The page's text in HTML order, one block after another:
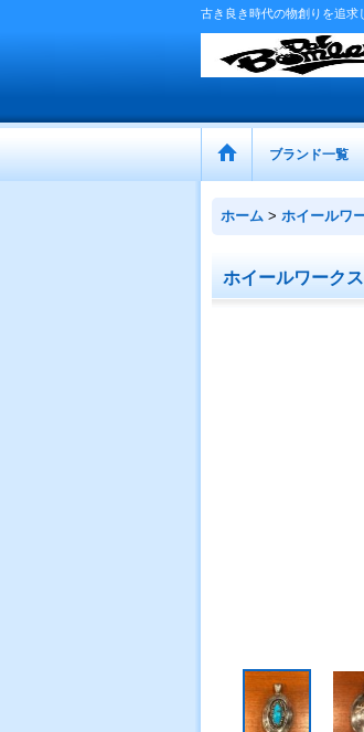
古き良き時代の物創りを追求
ブランド一覧
ホーム > ホイールワ
ホイールワーク